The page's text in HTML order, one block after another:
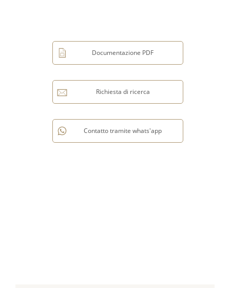
Documentazione PDF
Richiesta di ricerca
Contatto tramite whats'app